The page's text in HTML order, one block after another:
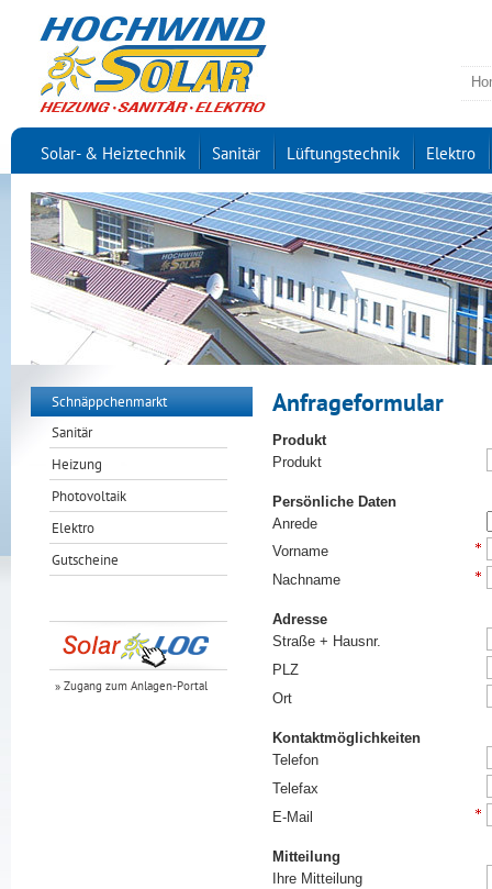
Solar- & Heiztechnik Sanitär Lüftungstechnik Elektro
Schnäppchenmarkt
Sanitär
Heizung
Photovoltaik
Elektro
Gutscheine
» Zugang zum Anlagen-Portal
Anfrageformular
Produkt
Produkt
Persönliche Daten
Anrede
Vorname
Nachname
Adresse
Straße + Hausnr.
PLZ
Ort
Kontaktmöglichkeiten
Telefon
Telefax
E-Mail
Mitteilung
Ihre Mitteilung